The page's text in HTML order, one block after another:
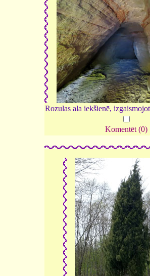
Rozulas ala iekšienē,
Komentēt (0)